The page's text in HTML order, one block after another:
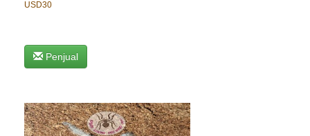
USD30
Penjual